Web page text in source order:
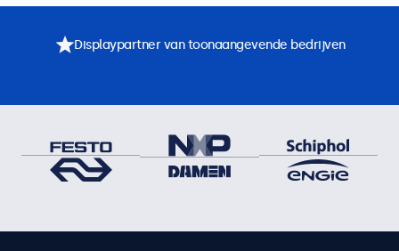
Displaypartner van toonaangevende bedrijven